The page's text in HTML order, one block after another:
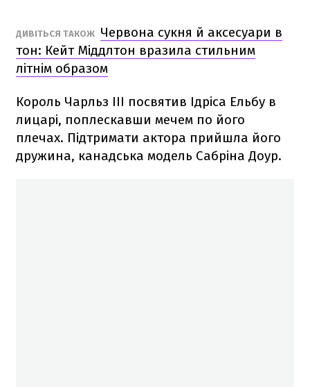
ДИВІТЬСЯ ТАКОЖ Червона сукня й аксесуари в
тон: Кейт Міддлтон вразила стильним
літнім образом
Король Чарльз III посвятив Ідріса Ельбу в
лицарі, поплескавши мечем по його
плечах. Підтримати актора прийшла його
дружина, канадська модель Сабріна Доур.